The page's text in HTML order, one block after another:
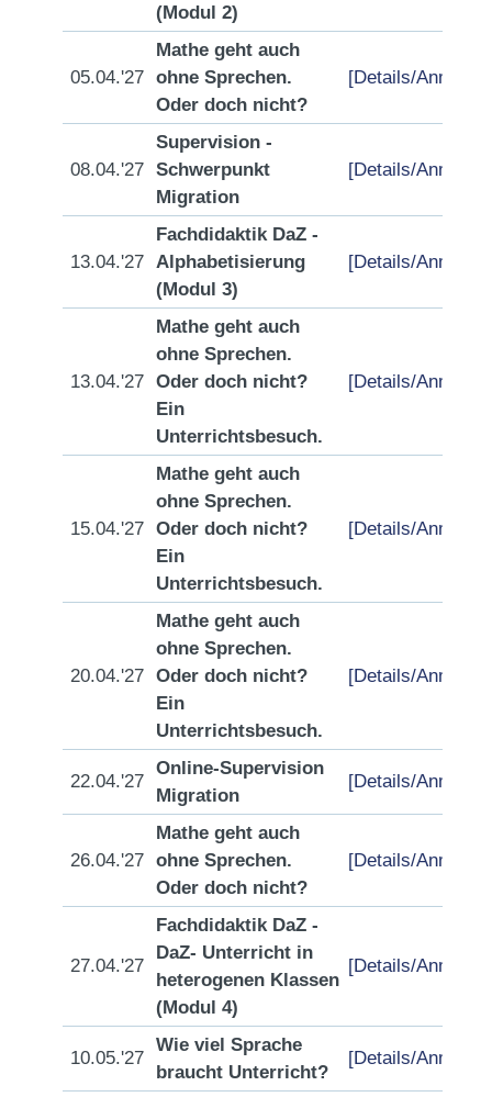
(Modul 2)
05.04.'27
Mathe geht auch
ohne Sprechen.
Oder doch nicht?
[Details/
08.04.'27
Supervision -
Schwerpunkt
Migration
[Details/
13.04.'27
Fachdidaktik DaZ -
Alphabetisierung
(Modul 3)
[Details/
13.04.'27
Mathe geht auch
ohne Sprechen.
Oder doch nicht?
Ein
Unterrichtsbesuch.
[Details/
15.04.'27
Mathe geht auch
ohne Sprechen.
Oder doch nicht?
Ein
Unterrichtsbesuch.
[Details/
20.04.'27
Mathe geht auch
ohne Sprechen.
Oder doch nicht?
Ein
Unterrichtsbesuch.
[Details/
22.04.'27
Online-Supervision
Migration
[Details/
26.04.'27
Mathe geht auch
ohne Sprechen.
Oder doch nicht?
[Details/
27.04.'27
Fachdidaktik DaZ -
DaZ- Unterricht in
heterogenen Klassen
(Modul 4)
[Details/
10.05.'27
Wie viel Sprache
braucht Unterricht?
[Details/